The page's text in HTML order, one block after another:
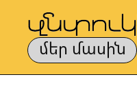
մեր մասին